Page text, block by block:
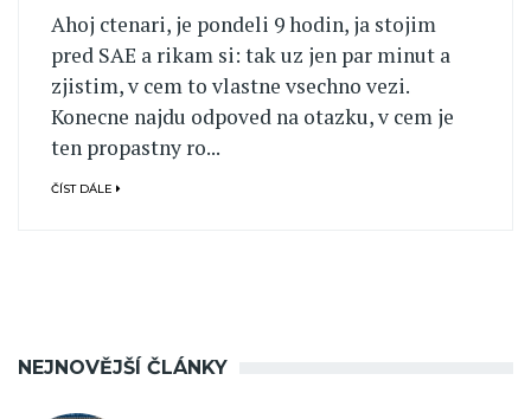
Ahoj ctenari, je pondeli 9 hodin, ja stojim
pred SAE a rikam si: tak uz jen par minut a
zjistim, v cem to vlastne vsechno vezi.
Konecne najdu odpoved na otazku, v cem je
ten propastny ro...
ČÍST DÁLE
NEJNOVĚJŠÍ ČLÁNKY